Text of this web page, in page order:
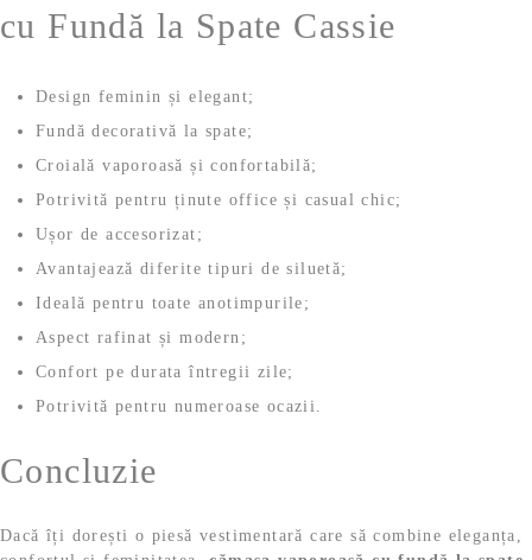
cu Fundă la Spate Cassie
Design feminin și elegant;
Fundă decorativă la spate;
Croială vaporoasă și confortabilă;
Potrivită pentru ținute office și casual chic;
Ușor de accesorizat;
Avantajează diferite tipuri de siluetă;
Ideală pentru toate anotimpurile;
Aspect rafinat și modern;
Confort pe durata întregii zile;
Potrivită pentru numeroase ocazii.
Concluzie
Dacă îți dorești o piesă vestimentară care să combine eleganța,